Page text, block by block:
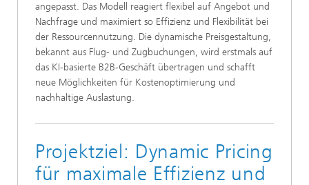
angepasst. Das Modell reagiert flexibel auf Angebot und
Nachfrage und maximiert so Effizienz und Flexibilität bei
der Ressourcennutzung. Die dynamische Preisgestaltung,
bekannt aus Flug- und Zugbuchungen, wird erstmals auf
das KI-basierte B2B-Geschäft übertragen und schafft
neue Möglichkeiten für Kostenoptimierung und
nachhaltige Auslastung.
Projektziel: Dynamic Pricing
für maximale Effizienz und